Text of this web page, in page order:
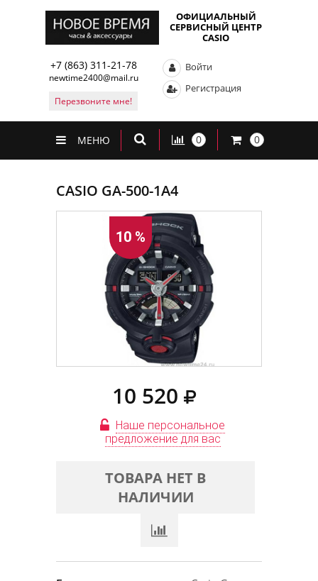
ОФИЦИАЛЬНЫЙ
СЕРВИСНЫЙ ЦЕНТР
CASIO
+7 (863) 311-21-78
newtime2400@mail.ru
Перезвоните мне!
Войти
Регистрация
МЕНЮ 0 0
CASIO GA-500-1A4
10 %
10 520
Наше персональное
предложение для вас
ТОВАРА НЕТ В
НАЛИЧИИ